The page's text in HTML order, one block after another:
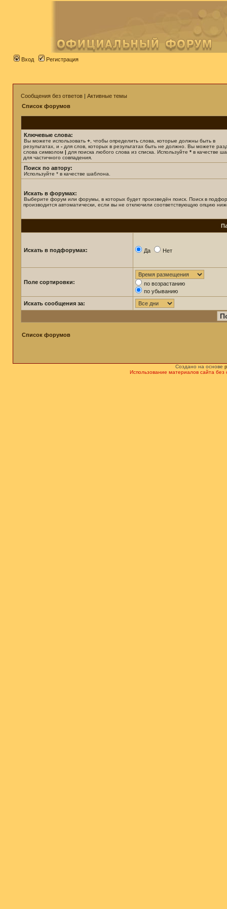
Вход Регистрация
Сообщения без ответов | Активные темы
Список форумов
Ключевые слова:
Вы можете использовать + , чтобы определить слова, которые должны быть в
результатах, и - для слов, которых в результатах быть не должно. Вы можете
слова символом | для поиска любого слова из списка. Используйте * в качестве
для частичного совпадения.
Поиск по автору:
Используйте * в качестве шаблона.
Искать в форумах:
Выберите форум или форумы, в которых будет произведён поиск. Поиск в
производится автоматически, если вы не отключили соответствующую опцию
Искать в подфорумах: Да Нет
Поле сортировки:
по возрастанию
по убыванию
Искать сообщения за:
Список форумов
Создано на основе
Использование материалов сайта